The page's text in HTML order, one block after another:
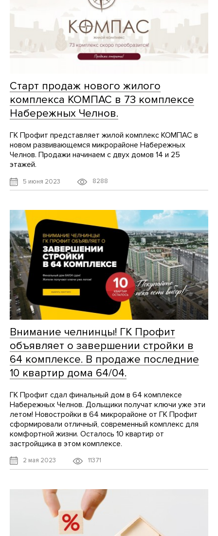
Старт продаж нового жилого
комплекса КОМПАС в 73 комплексе
Набережных Челнов.
ГК Профит представляет жилой комплекс КОМПАС в
новом развивающемся микрорайоне Набережных
Челнов. Продажи начинаем с двух домов 14 и 25
этажей.
5 июня 2023 8288
Внимание челнинцы! ГК Профит
объявляет о завершении стройки в
64 комплексе. В продаже последние
10 квартир дома 64/04.
ГК Профит сдал финальный дом в 64 комплексе
Набережных Челнов. Дольщики получат ключи уже эти
летом! Новостройки в 64 микрорайоне от ГК Профит
сформировали отличный, современный комплекс для
комфортной жизни. Осталось 10 квартир от
застройщика в этом комплексе.
2 мая 2023 11371